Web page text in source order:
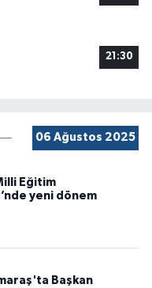
21:30
06 Ağustos 2025
Eğitim
yeni dönem
Başkan